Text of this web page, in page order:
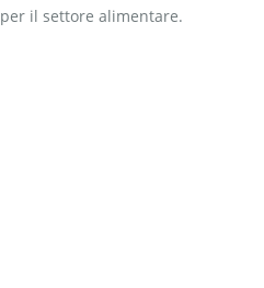
per il settore alimentare.